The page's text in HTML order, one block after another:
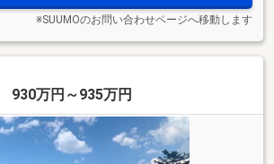
※SUUMOのお問い合わせページへ移動します
930万円～935万円